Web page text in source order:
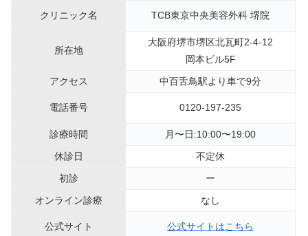
クリニック名 TCB東京中央美容外科 堺院
所在地
大阪府堺市堺区北瓦町2-4-12
岡本ビル5F
アクセス
中百舌鳥駅より車で9分
電話番号 0120-197-235
診療時間
月〜日:10:00〜19:00
休診日
不定休
初診
ー
オンライン診療
なし
公式サイト 公式サイトはこちら